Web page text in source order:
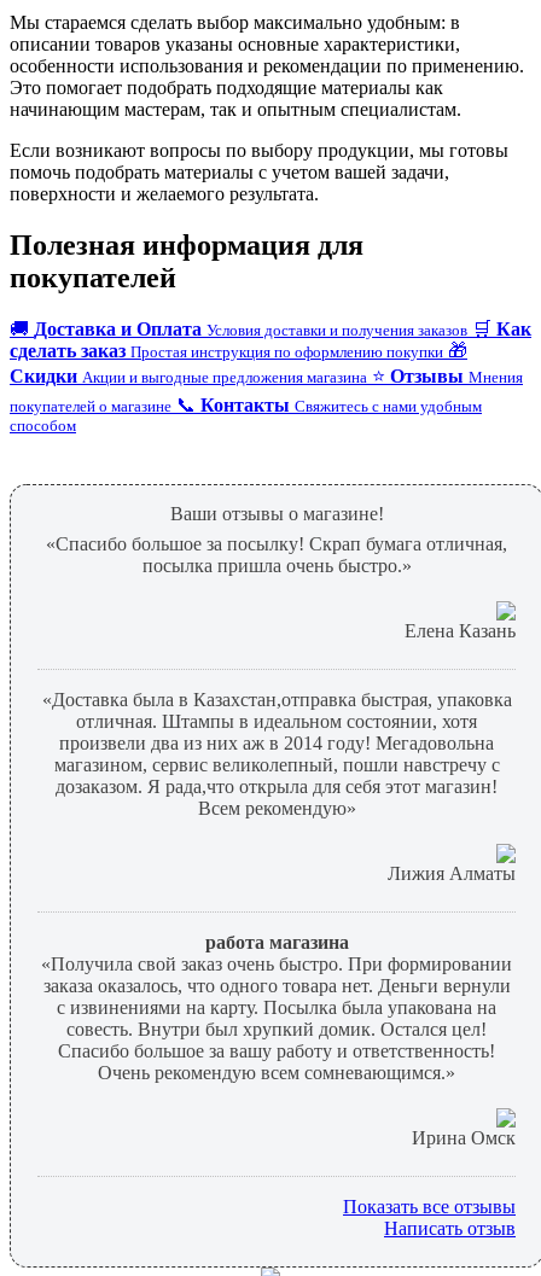
Мы стараемся сделать выбор максимально удобным: в
описании товаров указаны основные характеристики,
особенности использования и рекомендации по применению.
Это помогает подобрать подходящие материалы как
начинающим мастерам, так и опытным специалистам.
Если возникают вопросы по выбору продукции, мы готовы
помочь подобрать материалы с учетом вашей задачи,
поверхности и желаемого результата.
Полезная информация для
покупателей
🚚 Доставка и Оплата Условия доставки и получения заказов 🛒 Как
сделать заказ Простая инструкция по оформлению покупки 🎁
Скидки Акции и выгодные предложения магазина ⭐ Отзывы Мнения
покупателей о магазине 📞 Контакты Свяжитесь с нами удобным
способом
Ваши отзывы о магазине!
«Спасибо большое за посылку! Скрап бумага отличная,
посылка пришла очень быстро.»
Елена Казань
«Доставка была в Казахстан,отправка быстрая, упаковка
отличная. Штампы в идеальном состоянии, хотя
произвели два из них аж в 2014 году! Мегадовольна
магазином, сервис великолепный, пошли навстречу с
дозаказом. Я рада,что открыла для себя этот магазин!
Всем рекомендую»
Лижия Алматы
работа магазина
«Получила свой заказ очень быстро. При формировании
заказа оказалось, что одного товара нет. Деньги вернули
с извинениями на карту. Посылка была упакована на
совесть. Внутри был хрупкий домик. Остался цел!
Спасибо большое за вашу работу и ответственность!
Очень рекомендую всем сомневающимся.»
Ирина Омск
Показать все отзывы
Написать отзыв